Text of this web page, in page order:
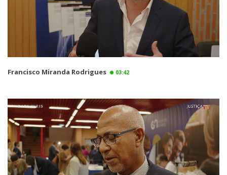
Francisco Miranda Rodrigues 03:42